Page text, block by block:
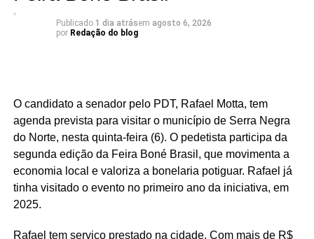
Seridó está associado à diversificação da economia local
e à geração de empregos formais. O município possui
das famílias e reduzindo a necessidade de acesso ao
benefício.
Especialistas que analisaram os dados também atribuem
esse resultado ao trabalho desenvolvido pela política
municipal de assistência social. Na avaliação deles, a
atuação da gestão da Secretaria Municipal de Trabalho,
Publicado 1 dia atrásem agosto 6, 2026
por Redação do blog
O candidato a senador pelo PDT, Rafael Motta, tem
agenda prevista para visitar o município de Serra Negra
do Norte, nesta quinta-feira (6). O pedetista participa da
segunda edição da Feira Boné Brasil, que movimenta a
economia local e valoriza a bonelaria potiguar. Rafael já
tinha visitado o evento no primeiro ano da iniciativa, em
2025.
Rafael tem serviço prestado na cidade. Com mais de R$